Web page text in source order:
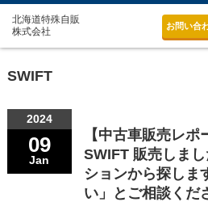
お問い合
SWIFT
2024
09
Jan
【中古車販売レ
SWIFT 販売しま
ションから探しま
い」とご相談くだ